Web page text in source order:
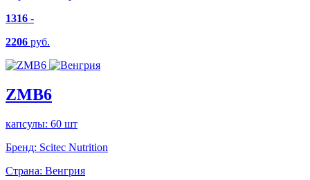
1316 -
2206 руб.
ZMB6
капсулы: 60 шт
Бренд: Scitec Nutrition
Страна: Венгрия